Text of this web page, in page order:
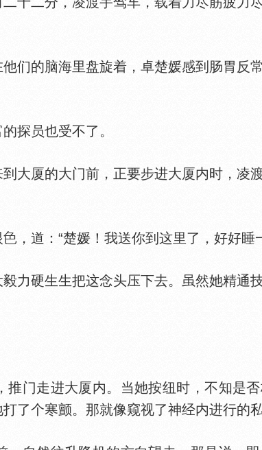
的脑海里盘旋着，卓楚媛感到肠胃反
探员也受不了。
厦的大门前，正要步进大厦内时，凌
，道：“楚媛！我送你到这里了，好好
硬生生把这念头压下去。虽然她精通
门走进大厦内。当她按纽时，不知是否
了个寒颤。那就像窥视了神经内进行的私